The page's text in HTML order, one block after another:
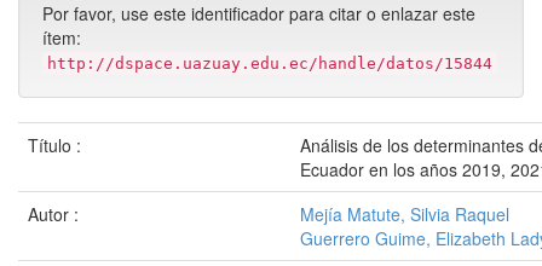
Por favor, use este identificador para citar o enlazar este
ítem:
http://dspace.uazuay.edu.ec/handle/datos/15844
Título :
Análisis de los determinantes
Ecuador en los años 2019,
Autor :
Mejía Matute, Silvia Raquel
Guerrero Guime, Elizabeth